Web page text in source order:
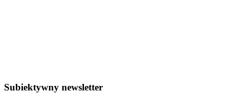
Subiektywny newsletter